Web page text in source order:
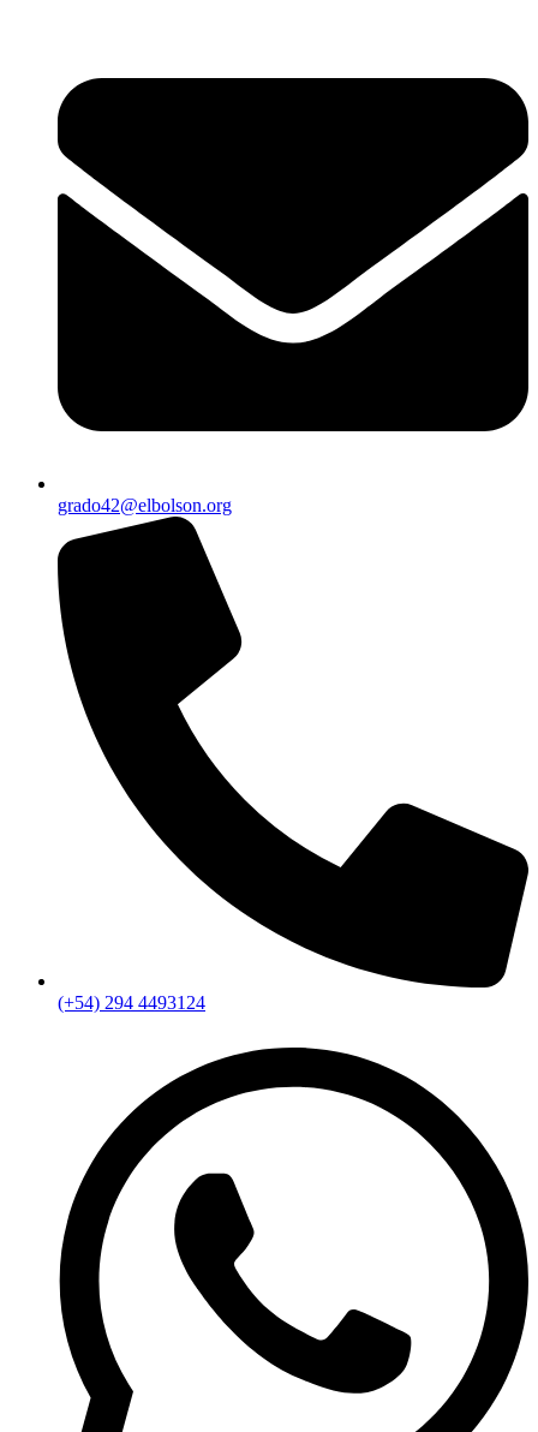
grado42@elbolson.org
(+54) 294 4493124